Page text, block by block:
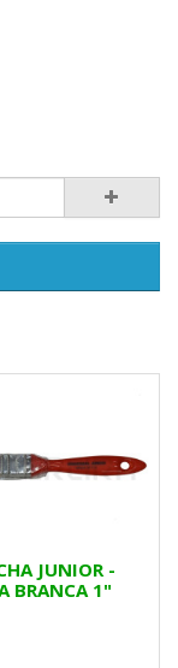
JUNIOR -
BRANCA 1"